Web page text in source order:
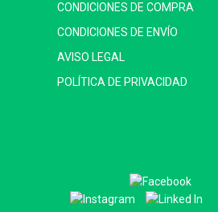
CONDICIONES DE COMPRA
CONDICIONES DE ENVÍO
AVISO LEGAL
POLÍTICA DE PRIVACIDAD